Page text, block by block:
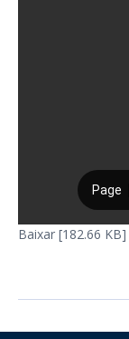
Baixar [182.66 KB]